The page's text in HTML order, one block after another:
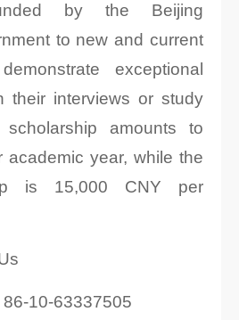
by the Beijing
to new and current
exceptional
their interviews or study
amounts to
academic year, while the
is 15,000 CNY per
86-10-63337505